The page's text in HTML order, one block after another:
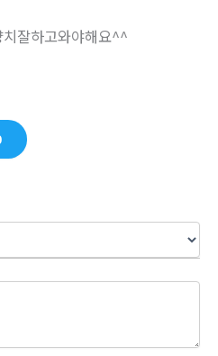
잘하고와야해요^^